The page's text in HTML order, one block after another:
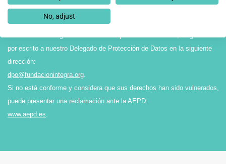
Finalmente, le recordamos que puede ejercitar sus derechos de acceso,
rectificación, supresión, limitación o portabilidad, entre otros reconocidos
por escrito a nuestro Delegado de Protección de Datos en la siguiente
dirección:
dpo@fundacionintegra.org
Si no está conforme y considera que sus derechos han sido vulnerados,
puede presentar una reclamación ante la AEPD:
www.aepd.es
No, adjust